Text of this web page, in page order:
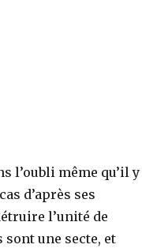
l’oubli même qu’il y
d’après ses
l’unité de
une secte, et